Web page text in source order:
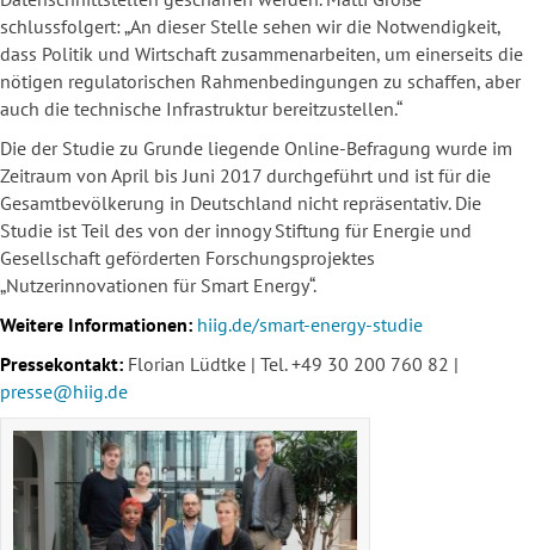
schlussfolgert: „An dieser Stelle sehen wir die Notwendigkeit,
dass Politik und Wirtschaft zusammenarbeiten, um einerseits die
nötigen regulatorischen Rahmenbedingungen zu schaffen, aber
auch die technische Infrastruktur bereitzustellen.“
Die der Studie zu Grunde liegende Online-Befragung wurde im
Zeitraum von April bis Juni 2017 durchgeführt und ist für die
Gesamtbevölkerung in Deutschland nicht repräsentativ. Die
Studie ist Teil des von der innogy Stiftung für Energie und
Gesellschaft geförderten Forschungsprojektes
„Nutzerinnovationen für Smart Energy“.
Weitere Informationen: hiig.de/smart-energy-studie
Pressekontakt: Florian Lüdtke | Tel. +49 30 200 760 82 |
presse@hiig.de